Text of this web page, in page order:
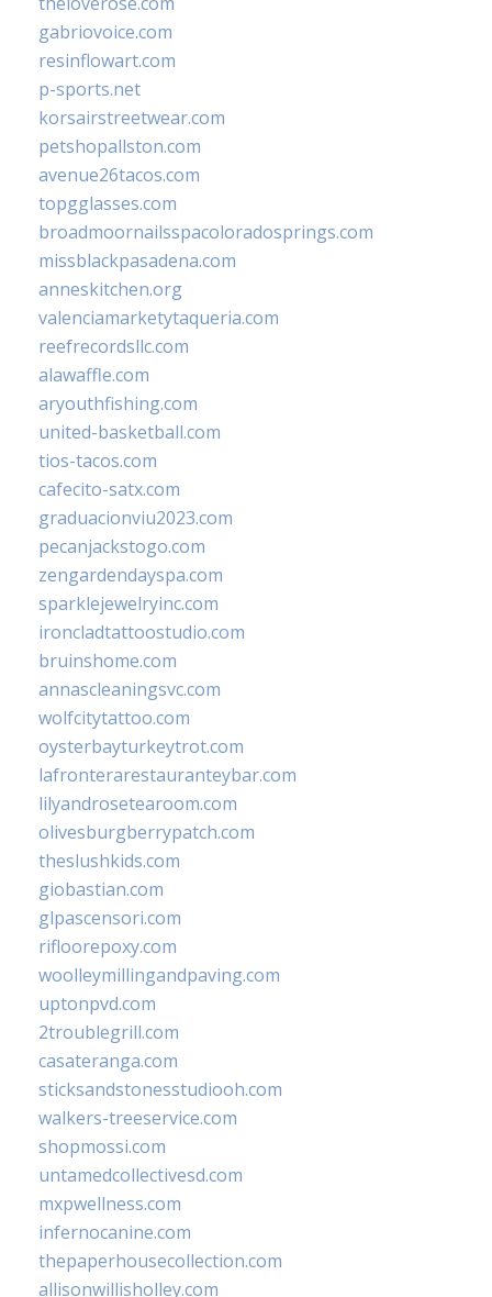
gabriovoice.com
resinflowart.com
p-sports.net
korsairstreetwear.com
petshopallston.com
avenue26tacos.com
topgglasses.com
broadmoornailsspacoloradosprings.com
missblackpasadena.com
anneskitchen.org
valenciamarketytaqueria.com
reefrecordsllc.com
alawaffle.com
aryouthfishing.com
united-basketball.com
tios-tacos.com
cafecito-satx.com
graduacionviu2023.com
pecanjackstogo.com
zengardendayspa.com
sparklejewelryinc.com
ironcladtattoostudio.com
bruinshome.com
annascleaningsvc.com
wolfcitytattoo.com
oysterbayturkeytrot.com
lafronterarestauranteybar.com
lilyandrosetearoom.com
olivesburgberrypatch.com
theslushkids.com
giobastian.com
glpascensori.com
rifloorepoxy.com
woolleymillingandpaving.com
uptonpvd.com
2troublegrill.com
casateranga.com
sticksandstonesstudiooh.com
walkers-treeservice.com
shopmossi.com
untamedcollectivesd.com
mxpwellness.com
infernocanine.com
thepaperhousecollection.com
allisonwillisholley.com